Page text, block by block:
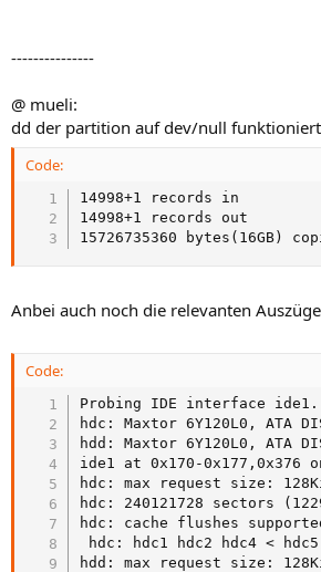
---------------
@ mueli:
dd der partition auf dev/null funktioniert
Code:
14998+1 records in
14998+1 records out
15726735360 bytes(16GB)
Anbei auch noch die relevanten
Code:
Probing IDE interface
hdc: Maxtor 6Y120L0, ATA
hdd: Maxtor 6Y120L0, ATA
ide1 at 0x170-0x177,0x376
hdc: max request size:
hdc: 240121728 sectors
hdc: cache flushes
hdc: hdc1 hdc2 hdc4 <
hdd: max request size: